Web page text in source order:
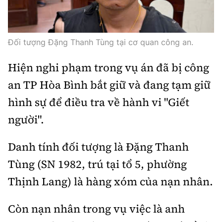
Mời thầu - Đấu thầu
Thi viết về GTVT
Gương sáng giao thông
Âm nhạc
Hậu trường sao
360 độ thể thao
Sản phẩm mới
Tư vấn
Thế giới
Thời sự Quốc tế
Thế giới giao thông
Thế giới xây dựng
Đi ++
Khám phá
Lối sống
Video
Thời sự
Khám phá
Câu chuyện giao thông
Giải trí - Thể thao
Cơ quan chủ quản: Bộ Xây dựng
Giấy phép số: 03/GP-BVHTTDL, cấp ngày 1/4/2025.
Hà Nội.
Đối tượng Đặng Thanh Tùng tại cơ quan công an.
Hiện nghi phạm trong vụ án đã bị công
an TP Hòa Bình bắt giữ và đang tạm giữ
hình sự để điều tra về hành vi "Giết
người".
Danh tính đối tượng là Đặng Thanh
Tùng (SN 1982, trú tại tổ 5, phường
Thịnh Lang) là hàng xóm của nạn nhân.
Còn nạn nhân trong vụ việc là anh